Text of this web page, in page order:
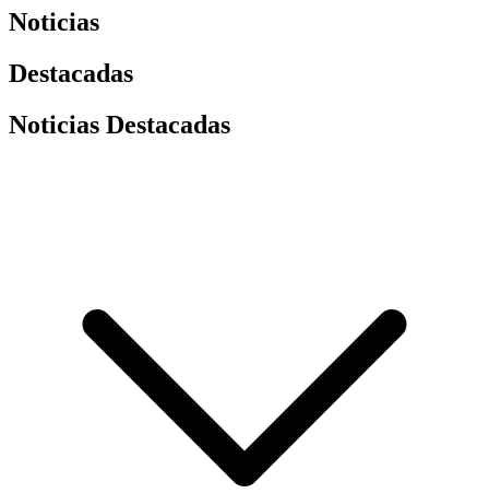
Noticias
Destacadas
Noticias Destacadas